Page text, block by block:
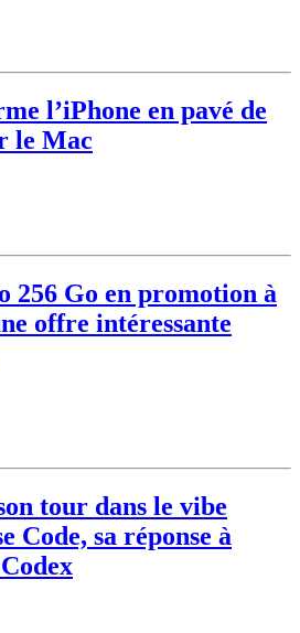
l’iPhone en pavé de
le Mac
256 Go en promotion à
offre intéressante
tour dans le vibe
Code, sa réponse à